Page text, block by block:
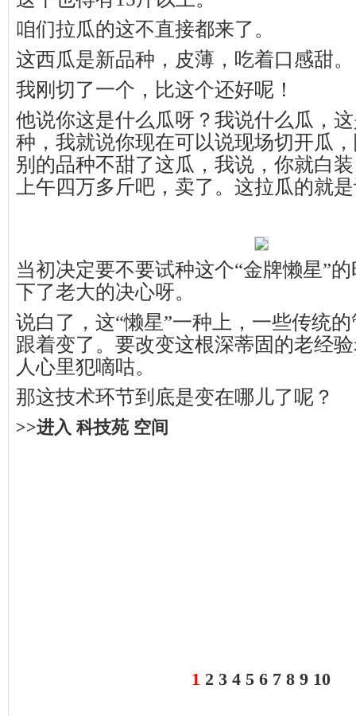
咱们拉瓜的这不直接都来了。
这西瓜是新品种，皮薄，吃着口感甜。
我刚切了一个，比这个还好呢！
他说你这是什么瓜呀？我说什么瓜，
种，我就说你现在可以说现场切开瓜
别的品种不甜了这瓜，我说，你就白
上午四万多斤吧，卖了。这拉瓜的就
当初决定要不要试种这个“金牌懒星”
下了老大的决心呀。
说白了，这“懒星”一种上，一些传统
跟着变了。要改变这根深蒂固的老经
人心里犯嘀咕。
那这技术环节到底是变在哪儿了呢？
>>进入 科技苑 空间
1 2 3 4 5 6 7 8 9 10